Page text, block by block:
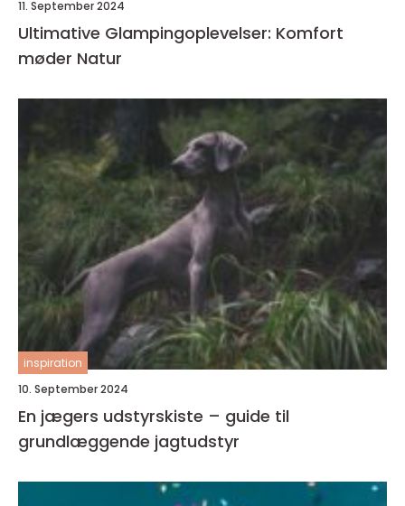
11. September 2024
Ultimative Glampingoplevelser: Komfort
møder Natur
inspiration
10. September 2024
En jægers udstyrskiste – guide til
grundlæggende jagtudstyr